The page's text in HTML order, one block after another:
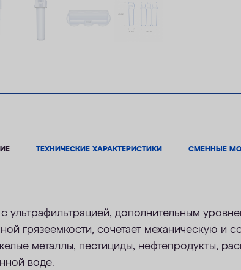
ТЕХНИЧЕСКИЕ ХАРАКТЕРИСТИКИ СМЕННЫЕ
ультрафильтрацией, дополнительным
грязеемкости, сочетает механическую и
металлы, пестициды, нефтепродукты,
воде.